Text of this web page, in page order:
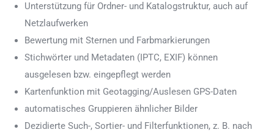
Unterstützung für Ordner- und Katalogstruktur, auch auf
Netzlaufwerken
Bewertung mit Sternen und Farbmarkierungen
Stichwörter und Metadaten (IPTC, EXIF) können
ausgelesen bzw. eingepflegt werden
Kartenfunktion mit Geotagging/Auslesen GPS-Daten
automatisches Gruppieren ähnlicher Bilder
Dezidierte Such-, Sortier- und Filterfunktionen, z. B. nach